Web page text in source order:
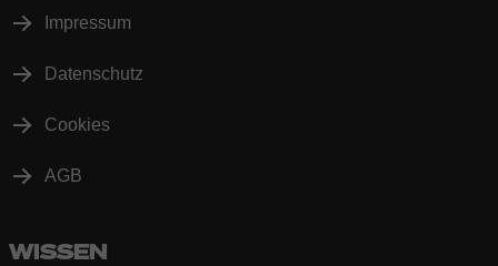
Impressum
Datenschutz
Cookies
AGB
WISSEN